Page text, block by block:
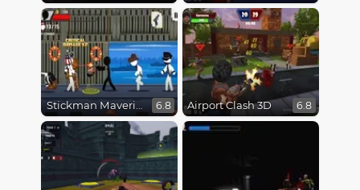
Stickman Maverick: Bad Boys Killer 6.8 Airport Clash 3D 6.8